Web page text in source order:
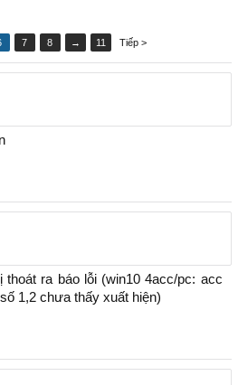
7 8 → 11 Tiếp >
ra báo lỗi (win10 4acc/pc: acc
1,2 chưa thấy xuất hiện)